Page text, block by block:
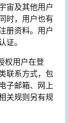
宙及其他用户
时，用户也有
册资料。用户
证。
用户在登
联系方式，包
子邮箱、网上
关规则另有规